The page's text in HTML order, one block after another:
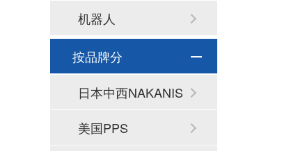
机器人
按品牌分
日本中西NAKANIS
HI
美国PPS